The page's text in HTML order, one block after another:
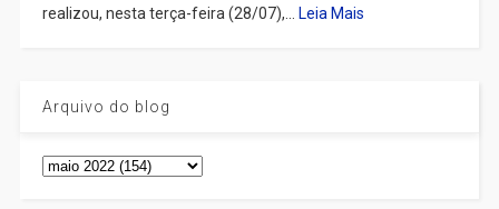
realizou, nesta terça-feira (28/07),... Leia Mais
Arquivo do blog